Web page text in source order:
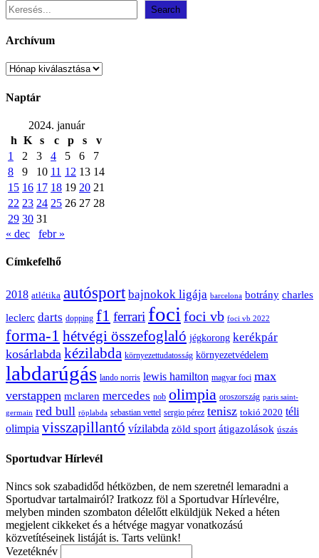
Search
Archívum
Archívum
Naptár
2024. január
h K s c p s
v
1
2 3 4 5 6
7
8
9 10 11 12 13 14
15 16 17 18 19 20 21
22 23 24 25 26 27 28
29 30 31
« dec
febr »
Címkefelhő
2018 atlétika autósport bajnokok ligája barcelona botrány charles
leclerc darts dopping f1 ferrari foci foci vb foci vb 2022
forma-1 hétvégi összefoglaló jégkorong kerékpár
kosárlabda kézilabda környezettudatosság környezetvédelem
labdarúgás lando norris lewis hamilton magyar foci max
verstappen mclaren mercedes nob olimpia oroszország paris saint-
germain red bull röplabda sebastian vettel sergio pérez tenisz tokió 2020 téli
olimpia visszapillantó vízilabda zöld sport átigazolások úszás
Sportudvar Hírlevél
Nincs sok szabadidőd hétközben, de nem szeretnél lemaradni a
Sportudvar tartalmairól? Iratkozz föl a Sportudvar Hírlevélre,
melyben minden szombaton délelőtt elküldjük Neked a héten
megjelent cikkeket és a hétvége magyar vonatkozású
közvetítéseinek listáját is. Tarts velünk!
Vezetéknév